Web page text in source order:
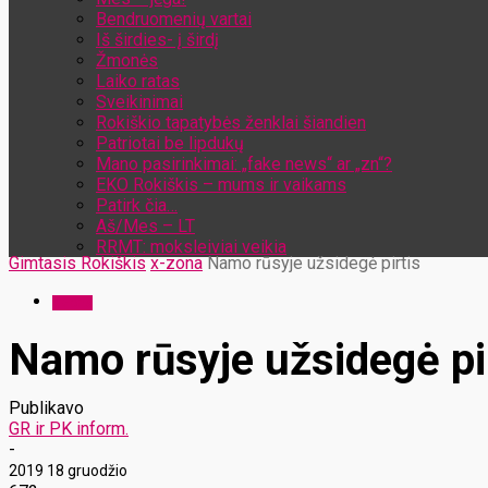
Bendruomenių vartai
Iš širdies- į širdį
Žmonės
Laiko ratas
Sveikinimai
Rokiškio tapatybės ženklai šiandien
Patriotai be lipdukų
Mano pasirinkimai: „fake news“ ar „zn“?
EKO Rokiškis – mums ir vaikams
Patirk čia…
Aš/Mes – LT
RRMT: moksleiviai veikia
Gimtasis Rokiškis x-zona Namo rūsyje užsidegė pirtis
Namo rūsyje užsidegė
Publikavo
GR ir PK inform.
-
2019 18 gruodžio